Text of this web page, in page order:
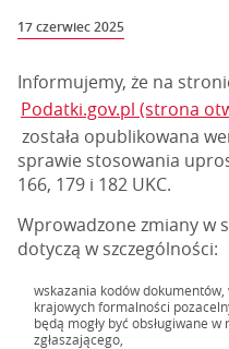
17 czerwiec 2025
Informujemy, że na
Podatki.gov.pl (strona
została opublikowana
sprawie stosowania
166, 179 i 182 UKC.
Wprowadzone zmiany w
dotyczą w szczególności:
wskazania kodów
krajowych formalności
będą mogły być obsługiwane
zgłaszającego,